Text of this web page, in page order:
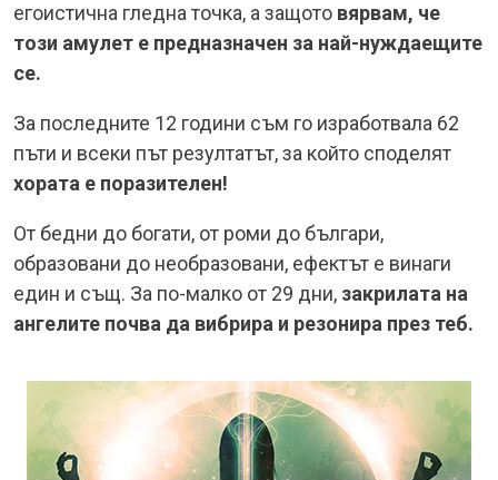
егоистична гледна точка, а защото вярвам, че
този амулет е предназначен за най-нуждаещите
се.
За последните 12 години съм го изработвала 62
пъти и всеки път резултатът, за който споделят
хората е поразителен!
От бедни до богати, от роми до българи,
образовани до необразовани, ефектът е винаги
един и същ. За по-малко от 29 дни, закрилата на
ангелите почва да вибрира и резонира през теб.